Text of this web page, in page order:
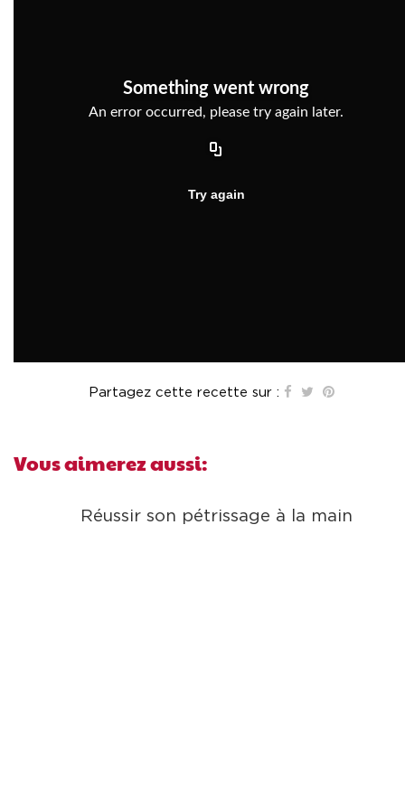
Partagez cette recette sur :
Vous aimerez aussi:
Réussir son pétrissage à la main